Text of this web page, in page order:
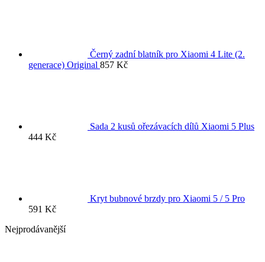
Černý zadní blatník pro Xiaomi 4 Lite (2.
generace) Original 857 Kč
Sada 2 kusů ořezávacích dílů Xiaomi 5 Plus
444 Kč
Kryt bubnové brzdy pro Xiaomi 5 / 5 Pro
591 Kč
Nejprodávanější